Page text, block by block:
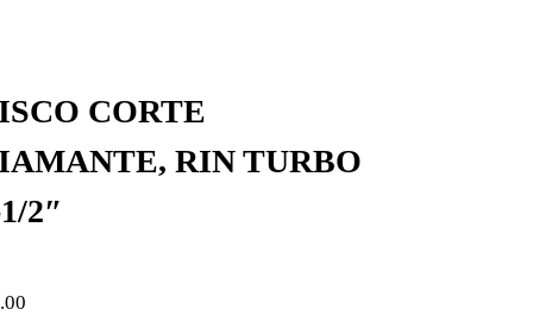
CORTE
RIN TURBO
2″